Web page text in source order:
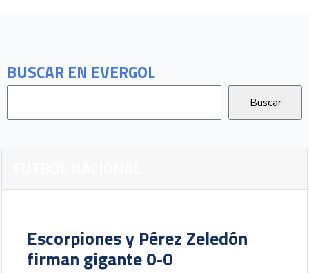
BUSCAR EN EVERGOL
Escorpiones y Pérez Zeledón
firman gigante 0-0